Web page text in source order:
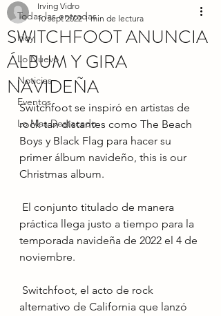
Todas las entradas
Hoy
Lo Nuevo
Noticias
Eventos
Lo Mas Destacado
SWITCHFOOT ANUNCIA
ÁLBUM Y GIRA
NAVIDEÑA
Irving Vidro
10 sept 2022 1 min de lectura
Switchfoot se inspiró en artistas de
rock tan distantes como The Beach
Boys y Black Flag para hacer su
primer álbum navideño, this is our
Christmas album.
práctica llega justo a tiempo para la
temporada navideña de 2022 el 4 de
noviembre.
alternativo de California que lanzó